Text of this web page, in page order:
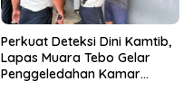
Perkuat Deteksi Dini Kamtib,
Lapas Muara Tebo Gelar
Penggeledahan Kamar